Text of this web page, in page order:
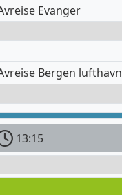
Evanger
Bergen lufthavn
13:15